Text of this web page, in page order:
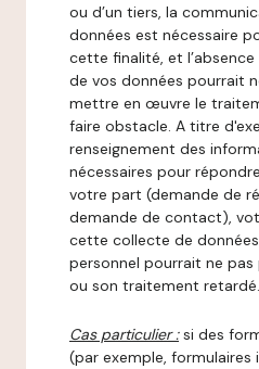
ou d’un tiers, la
données est nécessaire
cette finalité, et
de vos données pourrait
mettre en œuvre le
faire obstacle. A titre
renseignement des
nécessaires pour
votre part (demande de
demande de contact),
cette collecte de
personnel pourrait ne
ou son traitement retardé.
Cas particulier : si des
(par exemple, formulaires